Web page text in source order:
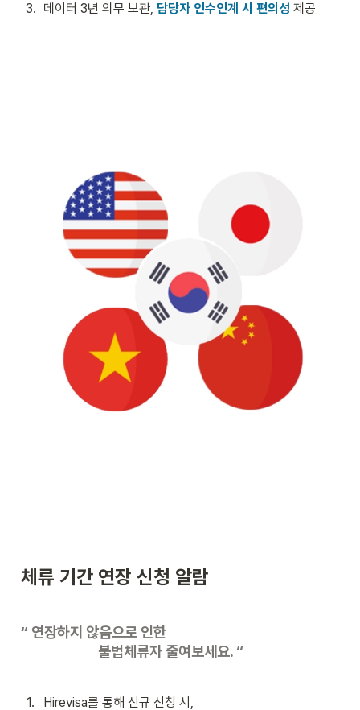
3. 데이터 3년 의무 보관, 담당자 인수인계 시 편의성 제공
체류 기간 연장 신청 알람
“ 연장하지 않음으로 인한
                        불법체류자 줄여보세요. “
1.